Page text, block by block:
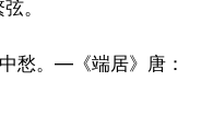
。
愁。—《端居》唐：